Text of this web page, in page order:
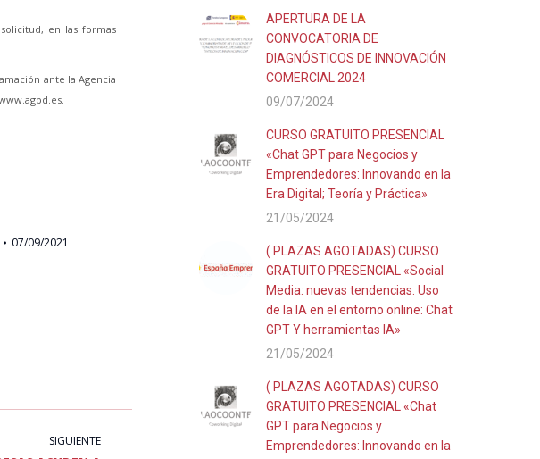
en las formas
ante la Agencia
07/09/2021
SIGUIENTE
APERTURA DE LA
CONVOCATORIA DE
DIAGNÓSTICOS DE INNOVACIÓN
COMERCIAL 2024
09/07/2024
CURSO GRATUITO PRESENCIAL
«Chat GPT para Negocios y
Emprendedores: Innovando en la
Era Digital; Teoría y Práctica»
21/05/2024
( PLAZAS AGOTADAS) CURSO
GRATUITO PRESENCIAL «Social
Media: nuevas tendencias. Uso
de la IA en el entorno online: Chat
GPT Y herramientas IA»
21/05/2024
( PLAZAS AGOTADAS) CURSO
GRATUITO PRESENCIAL «Chat
GPT para Negocios y
Emprendedores: Innovando en la